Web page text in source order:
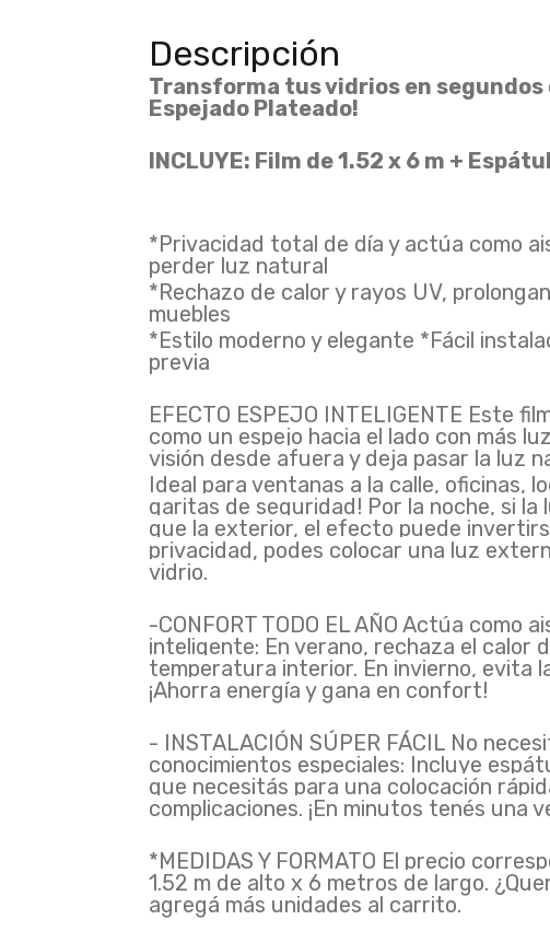
Descripción
Transforma tus vidrios en
Espejado Plateado!
INCLUYE: Film de 1.52 x 6 m +
*Privacidad total de día y actúa como
perder luz natural
*Rechazo de calor y rayos UV,
muebles
*Estilo moderno y elegante *Fácil
previa
EFECTO ESPEJO INTELIGENTE Este
como un espejo hacia el lado con más
visión desde afuera y deja pasar la luz
Ideal para ventanas a la calle, oficinas,
garitas de seguridad! Por la noche, si la
que la exterior, el efecto puede
privacidad, podes colocar una luz
vidrio.
-CONFORT TODO EL AÑO Actúa como
inteligente: En verano, rechaza el calor
temperatura interior. En invierno, evita
¡Ahorra energía y gana en confort!
- INSTALACIÓN SÚPER FÁCIL No
conocimientos especiales: Incluye
que necesitás para una colocación
complicaciones. ¡En minutos tenés una
*MEDIDAS Y FORMATO El precio
1.52 m de alto x 6 metros de largo.
agregá más unidades al carrito.